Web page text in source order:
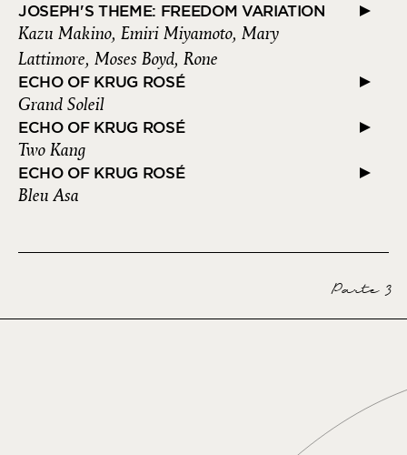
JOSEPH'S THEME: FREEDOM VARIATION
Kazu Makino, Emiri Miyamoto, Mary
Lattimore, Moses Boyd, Rone
ECHO OF KRUG ROSÉ
Grand Soleil
ECHO OF KRUG ROSÉ
Two Kang
ECHO OF KRUG ROSÉ
Bleu Asa
Parte 3